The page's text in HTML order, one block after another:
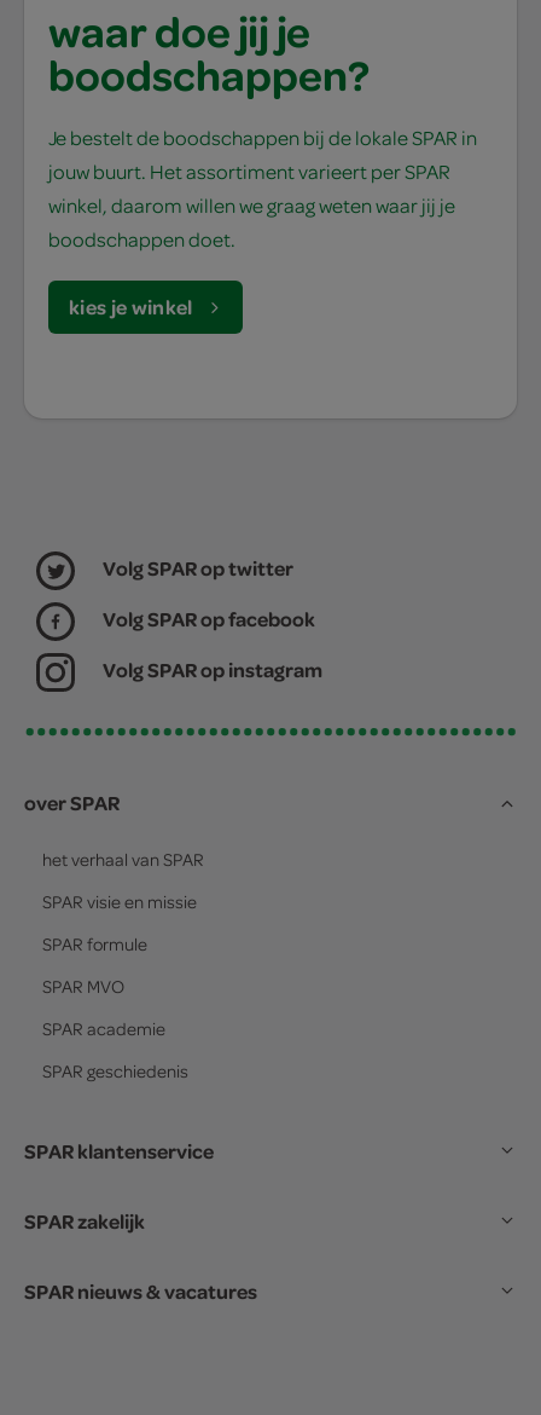
waar doe jij je
boodschappen?
Je bestelt de boodschappen bij de lokale SPAR in
jouw buurt. Het assortiment varieert per SPAR
winkel, daarom willen we graag weten waar jij je
boodschappen doet.
kies je winkel
Volg SPAR op twitter
Volg SPAR op facebook
Volg SPAR op instagram
over SPAR
het verhaal van SPAR
SPAR visie en missie
SPAR formule
SPAR MVO
SPAR academie
SPAR geschiedenis
SPAR klantenservice
SPAR zakelijk
SPAR nieuws & vacatures